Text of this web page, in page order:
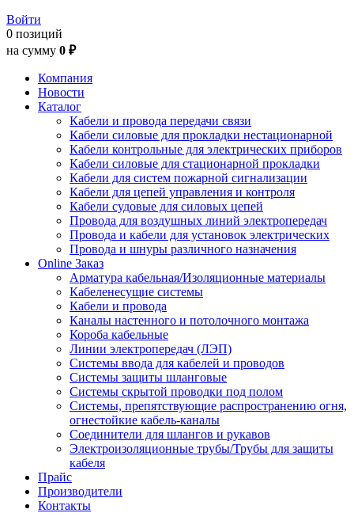
Войти
0 позиций
на сумму 0 ₽
Компания
Новости
Каталог
Кабели и провода передачи связи
Кабели силовые для прокладки нестационарной
Кабели контрольные для электрических приборов
Кабели силовые для стационарной прокладки
Кабели для систем пожарной сигнализации
Кабели для цепей управления и контроля
Кабели судовые для силовых цепей
Провода для воздушных линий электропередач
Провода и кабели для установок электрических
Провода и шнуры различного назначения
Online Заказ
Арматура кабельная/Изоляционные материалы
Кабеленесущие системы
Кабели и провода
Каналы настенного и потолочного монтажа
Короба кабельные
Линии электропередач (ЛЭП)
Системы ввода для кабелей и проводов
Системы защиты шланговые
Системы скрытой проводки под полом
Системы, препятствующие распространению огня,
огнестойкие кабель-каналы
Соединители для шлангов и рукавов
Электроизоляционные трубы/Трубы для защиты
кабеля
Прайс
Производители
Контакты